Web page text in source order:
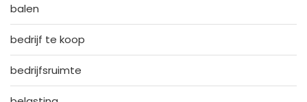
balen
bedrijf te koop
bedrijfsruimte